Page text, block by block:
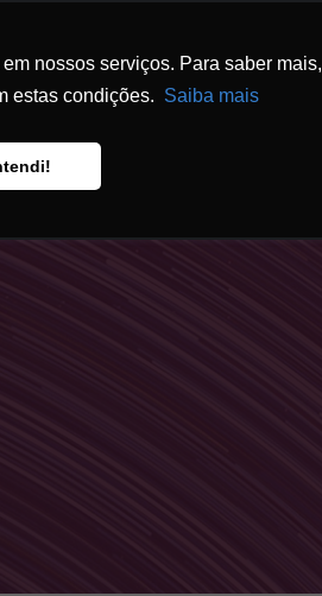
nossos serviços. Para saber
estas condições. Saiba mais
EQUIPE FÓRUM